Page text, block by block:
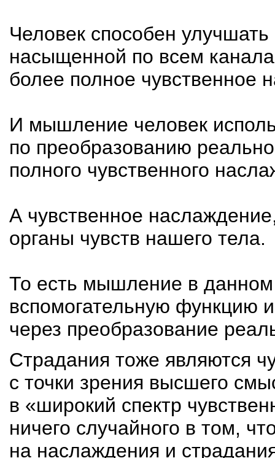
Человек способен
насыщенной по всем
более полное чувственное
И мышление человек
по преобразованию
полного чувственного
А чувственное
органы чувств нашего тела.
То есть мышление в
вспомогательную функцию
через преобразование
Страдания тоже являются
с точки зрения высшего
в «широкий спектр
ничего случайного в том,
на наслаждения и